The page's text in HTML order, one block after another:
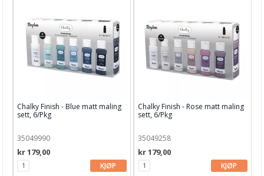
Chalky Finish - Blue matt maling
sett, 6/Pkg
35049990
kr 179,00
KJØP
Chalky Finish - Rose matt maling
sett, 6/Pkg
35049258
kr 179,00
KJØP